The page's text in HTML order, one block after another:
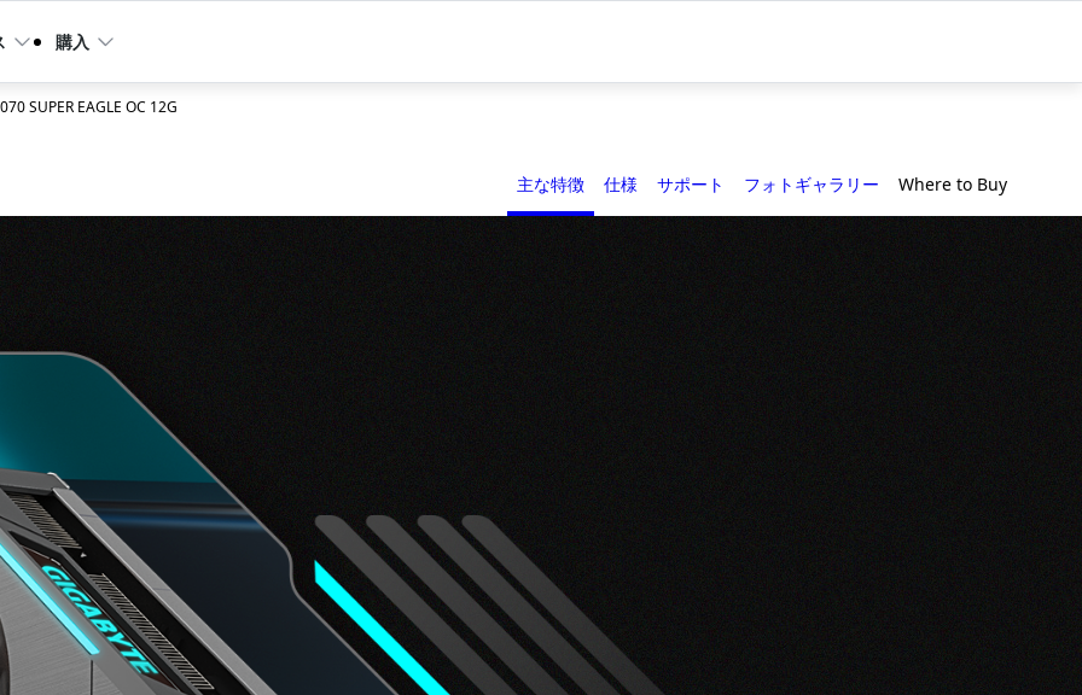
購入
SUPER EAGLE OC 12G
主な特徴 仕様 サポート フォトギャラリー Where to Buy